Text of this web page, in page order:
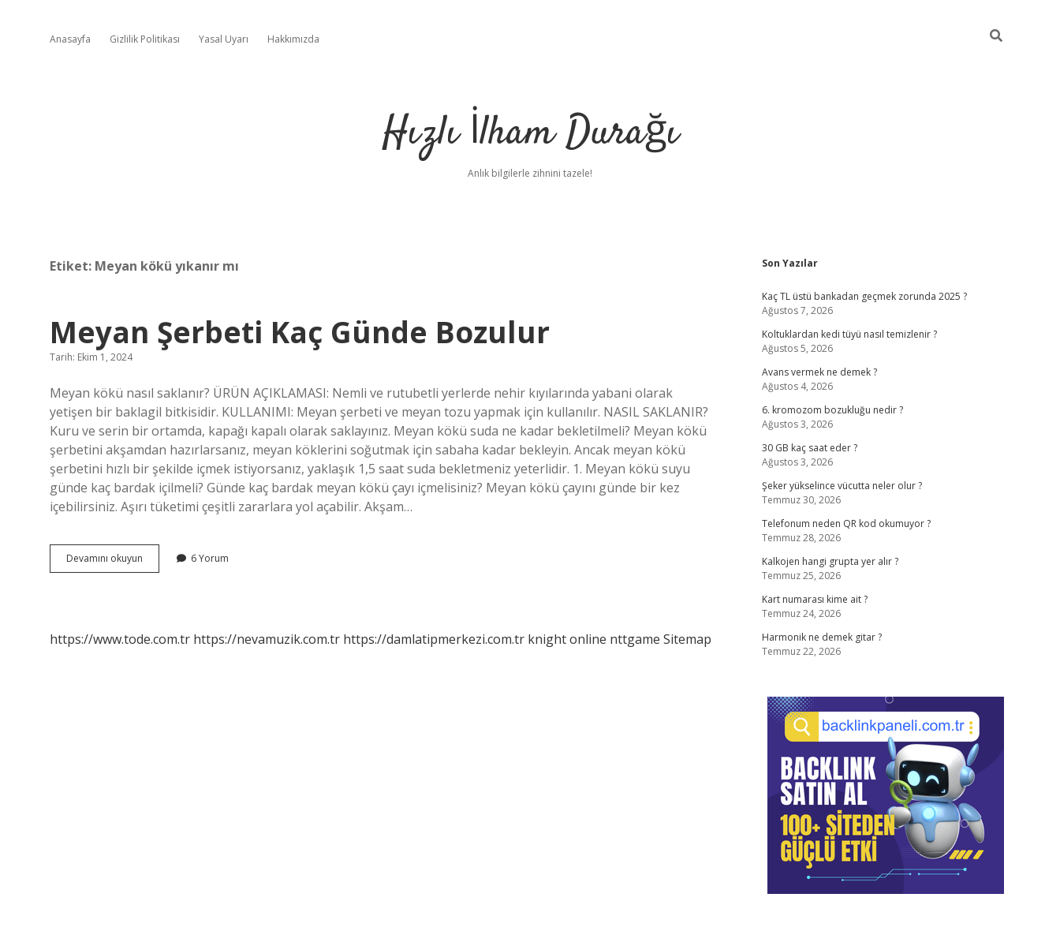
Anasayfa Gizlilik Politikası Yasal Uyarı Hakkımızda
Hızlı İlham Durağı
Anlık bilgilerle zihnini tazele!
Etiket: Meyan kökü yıkanır mı
Meyan Şerbeti Kaç Günde Bozulur
Tarih: Ekim 1, 2024
Meyan kökü nasıl saklanır? ÜRÜN AÇIKLAMASI: Nemli ve rutubetli yerlerde nehir kıyılarında yabani olarak
yetişen bir baklagil bitkisidir. KULLANIMI: Meyan şerbeti ve meyan tozu yapmak için kullanılır. NASIL SAKLANIR?
Kuru ve serin bir ortamda, kapağı kapalı olarak saklayınız. Meyan kökü suda ne kadar bekletilmeli? Meyan kökü
şerbetini akşamdan hazırlarsanız, meyan köklerini soğutmak için sabaha kadar bekleyin. Ancak meyan kökü
şerbetini hızlı bir şekilde içmek istiyorsanız, yaklaşık 1,5 saat suda bekletmeniz yeterlidir. 1. Meyan kökü suyu
günde kaç bardak içilmeli? Günde kaç bardak meyan kökü çayı içmelisiniz? Meyan kökü çayını günde bir kez
içebilirsiniz. Aşırı tüketimi çeşitli zararlara yol açabilir. Akşam…
Devamını okuyun
Şerbeti
6 Yorum
https://www.tode.com.tr https://nevamuzik.com.tr https://damlatipmerkezi.com.tr knight online nttgame Sitemap
Sidebar
Son Yazılar
Kaç TL üstü bankadan geçmek zorunda 2025 ?
Ağustos 7, 2026
Koltuklardan kedi tüyü nasıl temizlenir ?
Ağustos 5, 2026
Avans vermek ne demek ?
Ağustos 4, 2026
6. kromozom bozukluğu nedir ?
Ağustos 3, 2026
30 GB kaç saat eder ?
Ağustos 3, 2026
Şeker yükselince vücutta neler olur ?
Temmuz 30, 2026
Telefonum neden QR kod okumuyor ?
Temmuz 28, 2026
Kalkojen hangi grupta yer alır ?
Temmuz 25, 2026
Kart numarası kime ait ?
Temmuz 24, 2026
Harmonik ne demek gitar ?
Temmuz 22, 2026